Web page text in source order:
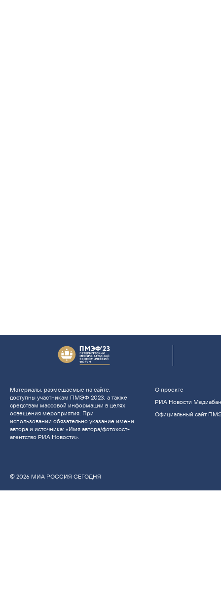
Материалы, размещаемые на сайте,
доступны участникам ПМЭФ 2023, а также
средствам массовой информации в целях
освещения мероприятия. При
использовании обязательно указание имени
автора и источника: «Имя автора/фотохост-
агентство РИА Новости».
О проекте
РИА Новости
Официальный сайт
© 2026 МИА РОССИЯ СЕГОДНЯ